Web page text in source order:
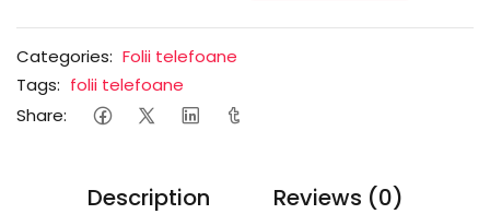
Categories: Folii telefoane
Tags: folii telefoane
Share:
Description Reviews (0)